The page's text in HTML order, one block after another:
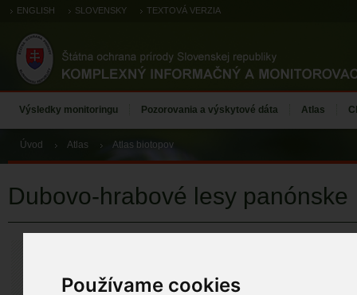
Používame cookies
ENGLISH SLOVENSKY TEXTOVÁ VERZIA
Výsledky monitoringu Pozorovania a výskytové dáta Atlas
Úvod Atlas Atlas biotopov
Dubovo-hrabové lesy panónske